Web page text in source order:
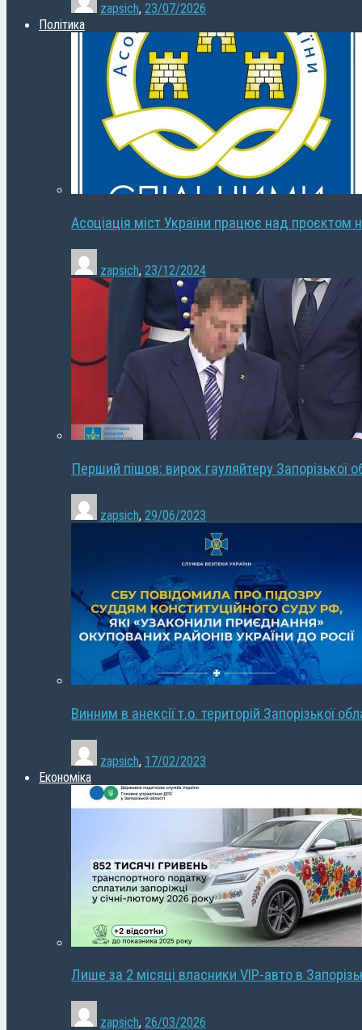
zapsich, 23/07/2026
Політика
Асоціація міст України працює над проєктом
zapsich, 23/12/2024
Перший пішов: вирок гауляйтеру Запорізької
zapsich, 29/06/2023
Винним в анексії т.о. територій Запорізької
zapsich, 17/02/2023
Економіка
Лише за 2 місяці власники VIP-авто в
zapsich, 26/03/2026